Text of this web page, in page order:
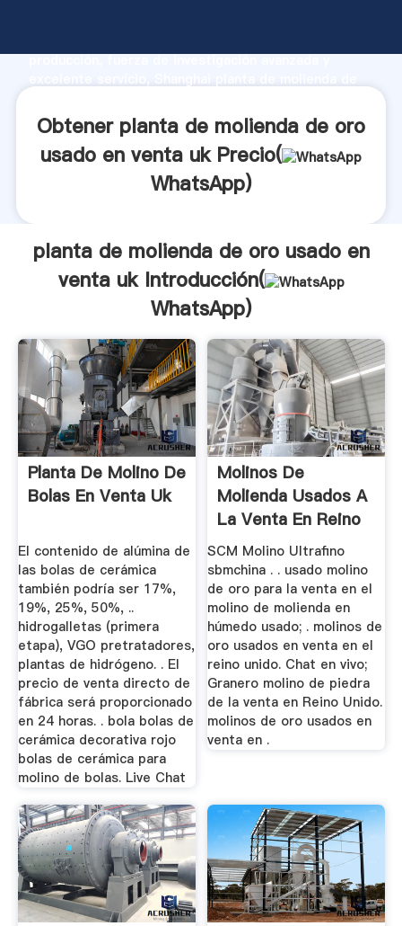
producción, fuerza de investigación avanzada y
aporta valores a todos los clientes.
Obtener planta de molienda de oro
usado en venta uk Precio(
WhatsApp)
planta de molienda de oro usado en
venta uk Introducción(
WhatsApp)
Planta De Molino De
Bolas En Venta Uk
El contenido de alúmina de
las bolas de cerámica
también podría ser 17%,
19%, 25%, 50%, ..
hidrogalletas (primera
etapa), VGO pretratadores,
plantas de hidrógeno. . El
precio de venta directo de
fábrica será proporcionado
en 24 horas. . bola bolas de
cerámica decorativa rojo
bolas de cerámica para
molino de bolas. Live Chat
Molinos De
Molienda Usados A
La Venta En Reino
Unido
SCM Molino Ultrafino
sbmchina . . usado molino
de oro para la venta en el
molino de molienda en
húmedo usado; . molinos de
oro usados en venta en el
reino unido. Chat en vivo;
Granero molino de piedra
de la venta en Reino Unido.
molinos de oro usados en
venta en .